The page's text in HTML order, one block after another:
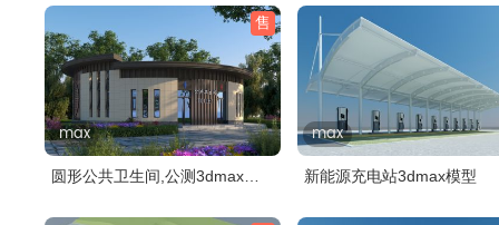
售
max
圆形公共卫生间,公测3dmax模
max
新能源充电站3dmax模型